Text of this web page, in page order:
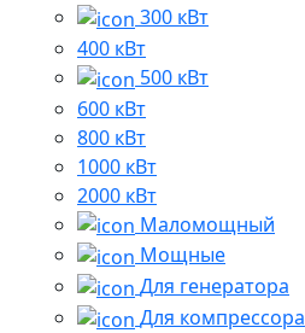
300 кВт
400 кВт
500 кВт
600 кВт
800 кВт
1000 кВт
2000 кВт
Маломощный
Мощные
Для генератора
Для компрессора